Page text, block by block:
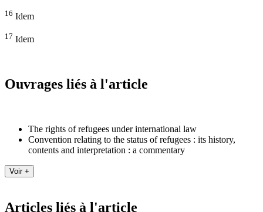
16 Idem
17 Idem
Ouvrages liés à l'article
The rights of refugees under international law
Convention relating to the status of refugees : its history,
contents and interpretation : a commentary
Articles liés à l'article